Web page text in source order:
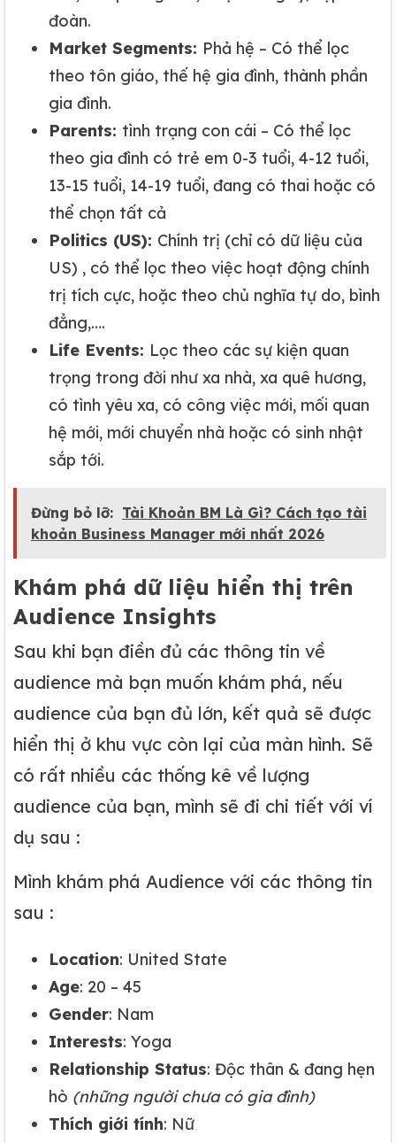
đoàn.
Market Segments: Phả hệ – Có thể lọc
theo tôn giáo, thế hệ gia đình, thành phần
gia đình.
Parents: tình trạng con cái – Có thể lọc
theo gia đình có trẻ em 0-3 tuổi, 4-12 tuổi,
13-15 tuổi, 14-19 tuổi, đang có thai hoặc có
thể chọn tất cả
Politics (US): Chính trị (chỉ có dữ liệu của
US) , có thể lọc theo việc hoạt động chính
trị tích cực, hoặc theo chủ nghĩa tự do, bình
đẳng,….
Life Events: Lọc theo các sự kiện quan
trọng trong đời như xa nhà, xa quê hương,
có tình yêu xa, có công việc mới, mối quan
hệ mới, mới chuyển nhà hoặc có sinh nhật
sắp tới.
Đừng bỏ lỡ: Tài Khoản BM Là Gì? Cách tạo tài
khoản Business Manager mới nhất 2026
Khám phá dữ liệu hiển thị trên
Audience Insights
Sau khi bạn điền đủ các thông tin về
audience mà bạn muốn khám phá, nếu
audience của bạn đủ lớn, kết quả sẽ được
hiển thị ở khu vực còn lại của màn hình. Sẽ
có rất nhiều các thống kê về lượng
audience của bạn, mình sẽ đi chi tiết với ví
dụ sau :
Mình khám phá Audience với các thông tin
sau :
Location: United State
Age: 20 – 45
Gender: Nam
Interests: Yoga
Relationship Status: Độc thân & đang hẹn
hò (những người chưa có gia đình)
Thích giới tính: Nữ